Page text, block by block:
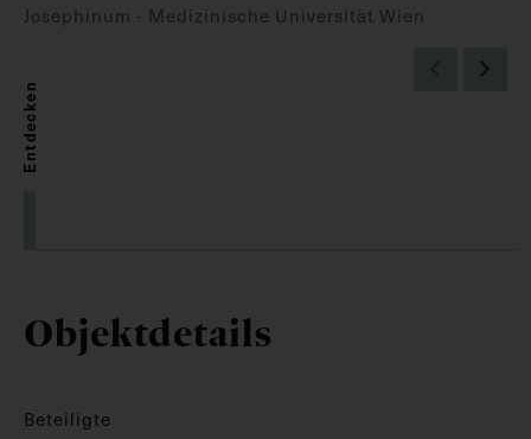
Josephinum - Medizinische Universität Wien
Entdecken
Objektdetails
Beteiligte